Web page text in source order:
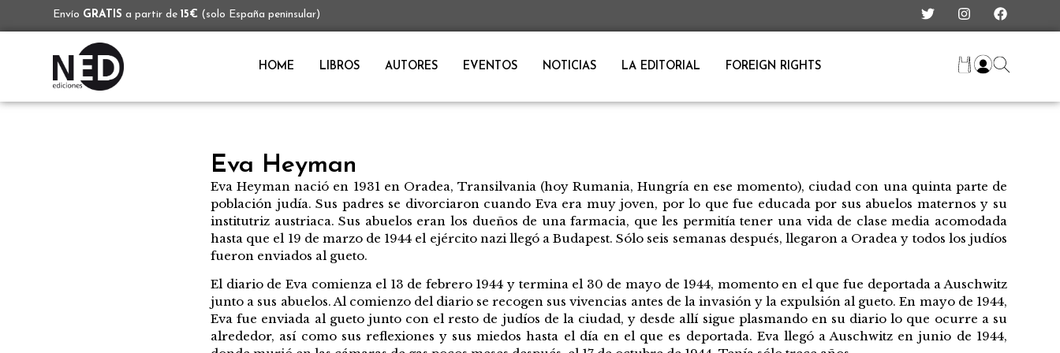
Envío GRATIS a partir de15€ (solo España peninsular)
HOME LIBROS AUTORES EVENTOS NOTICIAS LA EDITORIAL FOREIGN RIGHTS
Eva Heyman
Eva Heyman nació en 1931 en Oradea, Transilvania (hoy Rumania, Hungría en ese momento), ciudad con una quinta parte de
población judía. Sus padres se divorciaron cuando Eva era muy joven, por lo que fue educada por sus abuelos maternos y su
institutriz austriaca. Sus abuelos eran los dueños de una farmacia, que les permitía tener una vida de clase media acomodada
hasta que el 19 de marzo de 1944 el ejército nazi llegó a Budapest. Sólo seis semanas después, llegaron a Oradea y todos los judíos
fueron enviados al gueto.
El diario de Eva comienza el 13 de febrero 1944 y termina el 30 de mayo de 1944, momento en el que fue deportada a Auschwitz
junto a sus abuelos. Al comienzo del diario se recogen sus vivencias antes de la invasión y la expulsión al gueto. En mayo de 1944,
Eva fue enviada al gueto junto con el resto de judíos de la ciudad, y desde allí sigue plasmando en su diario lo que ocurre a su
alrededor, así como sus reflexiones y sus miedos hasta el día en el que es deportada. Eva llegó a Auschwitz en junio de 1944,